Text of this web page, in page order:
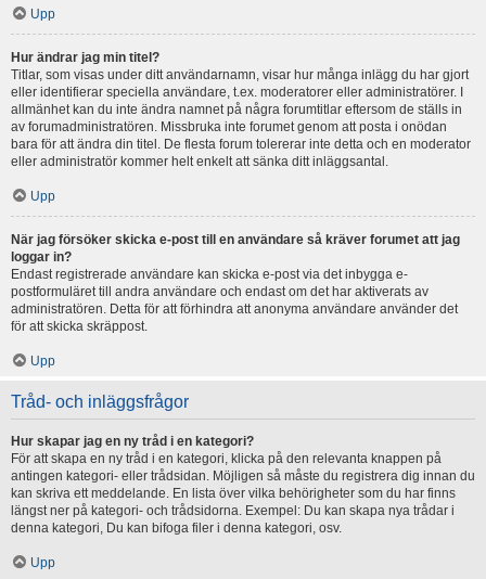
Upp
Hur ändrar jag min titel?
Titlar, som visas under ditt användarnamn, visar hur många inlägg du har gjort
eller identifierar speciella användare, t.ex. moderatorer eller administratörer. I
allmänhet kan du inte ändra namnet på några forumtitlar eftersom de ställs in
av forumadministratören. Missbruka inte forumet genom att posta i onödan
bara för att ändra din titel. De flesta forum tolererar inte detta och en moderator
eller administratör kommer helt enkelt att sänka ditt inläggsantal.
Upp
När jag försöker skicka e-post till en användare så kräver forumet att jag
loggar in?
Endast registrerade användare kan skicka e-post via det inbygga e-
postformuläret till andra användare och endast om det har aktiverats av
administratören. Detta för att förhindra att anonyma användare använder det
för att skicka skräppost.
Upp
Tråd- och inläggsfrågor
Hur skapar jag en ny tråd i en kategori?
För att skapa en ny tråd i en kategori, klicka på den relevanta knappen på
antingen kategori- eller trådsidan. Möjligen så måste du registrera dig innan du
kan skriva ett meddelande. En lista över vilka behörigheter som du har finns
längst ner på kategori- och trådsidorna. Exempel: Du kan skapa nya trådar i
denna kategori, Du kan bifoga filer i denna kategori, osv.
Upp